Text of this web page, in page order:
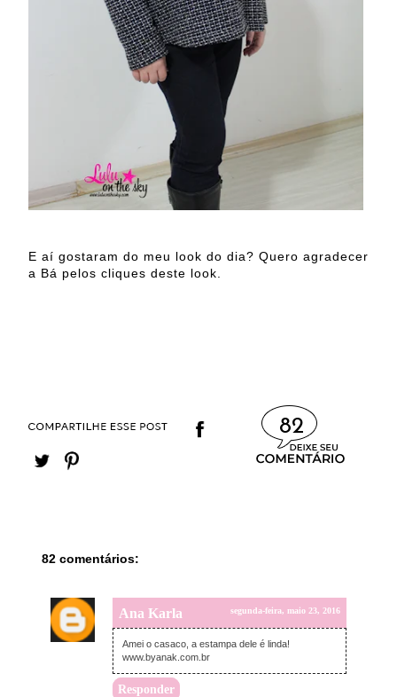
E aí gostaram do meu look do dia? Quero agradecer
a Bá pelos cliques deste look.
82
82 comentários:
Ana Karla segunda-feira, maio 23, 2016
Amei o casaco, a estampa dele é linda!
www.byanak.com.br
Responder